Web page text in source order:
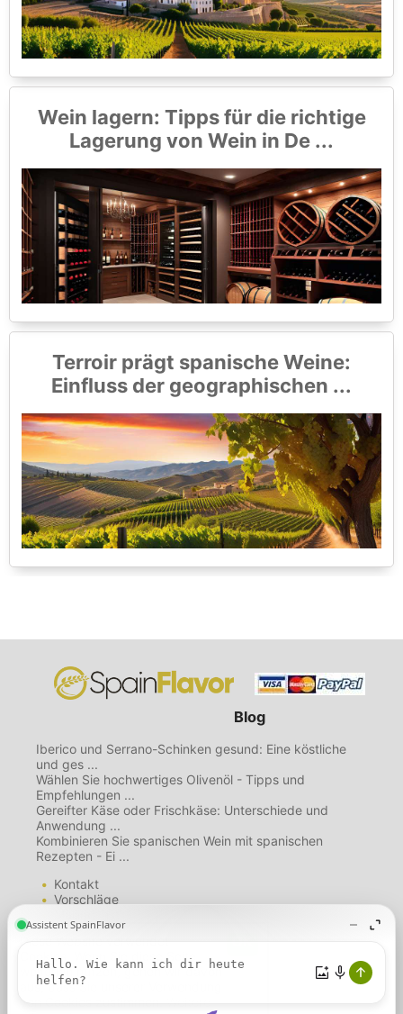
Wein lagern: Tipps für die richtige
Lagerung von Wein in De ...
Terroir prägt spanische Weine:
Einfluss der geographischen ...
Blog
Iberico und Serrano-Schinken gesund: Eine köstliche
und ges ...
Wählen Sie hochwertiges Olivenöl - Tipps und
Empfehlungen ...
Gereifter Käse oder Frischkäse: Unterschiede und
Anwendung ...
Kombinieren Sie spanischen Wein mit spanischen
Rezepten - Ei ...
Kontakt
Vorschläge
Über uns
Datenschutzbestimmungen
Cookie-Richtlinie
Cookies. Wenn Sie diese Seite
weiterhin nutzen, gehen wir davon
aus, dass Sie unserer Verwendung